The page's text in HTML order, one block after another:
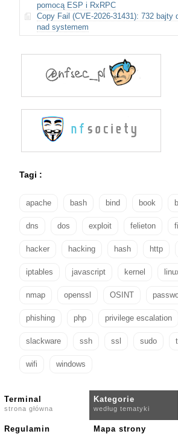
pomocą ESP i RxRPC
Copy Fail (CVE-2026-31431): 732 bajty
nad systemem
Tagi :
apache bash bind book
dns dos exploit felieton
hacker hacking hash http
iptables javascript kernel
nmap openssl OSINT
phishing php privilege escalation
slackware ssh ssl sudo
wifi windows
Terminal
strona główna
Kategorie
według tematyki
Regulamin Mapa strony